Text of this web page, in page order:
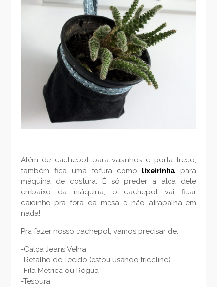
Além de cachepot para vasinhos e porta treco,
também fica uma fofura como lixeirinha para
máquina de costura. É só preder a alça dele
embaixo da máquina, o cachepot vai ficar
caidinho pra fora da mesa e não atrapalha em
nada!
Pra fazer nosso cachepot, vamos precisar de:
-Calça Jeans Velha
-Retalho de Tecido (estou usando tricoline)
-Fita Métrica ou Régua
-Tesoura